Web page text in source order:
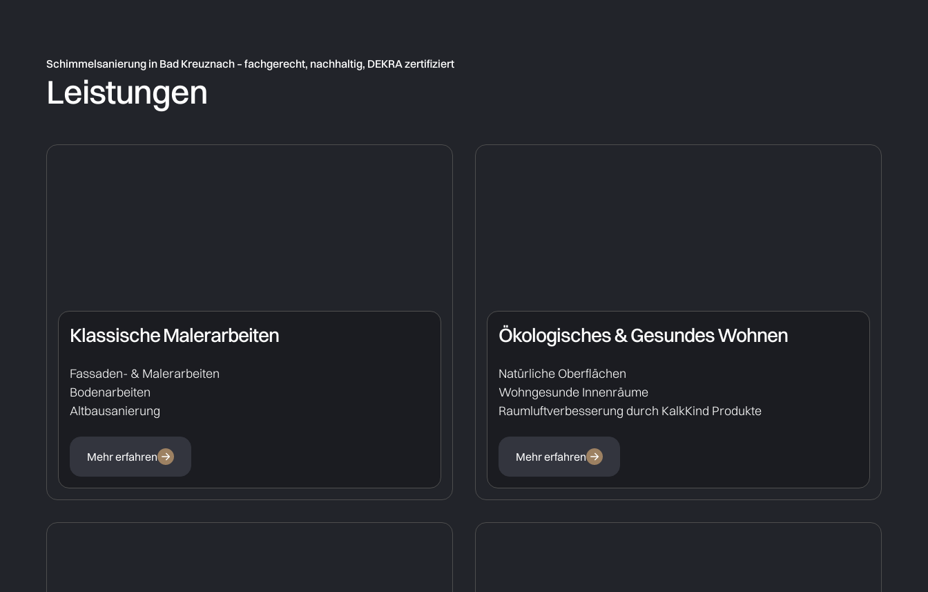
Schimmelsanierung in Bad Kreuznach – fachgerecht, nachhaltig, DEKRA zertifiziert
Leistungen
Klassische Malerarbeiten
Fassaden- & Malerarbeiten
Bodenarbeiten
Altbausanierung
Mehr erfahren
Ökologisches & Gesundes Wohnen
Natürliche Oberflächen
Wohngesunde Innenräume
Raumluftverbesserung durch KalkKind Produkte
Mehr erfahren